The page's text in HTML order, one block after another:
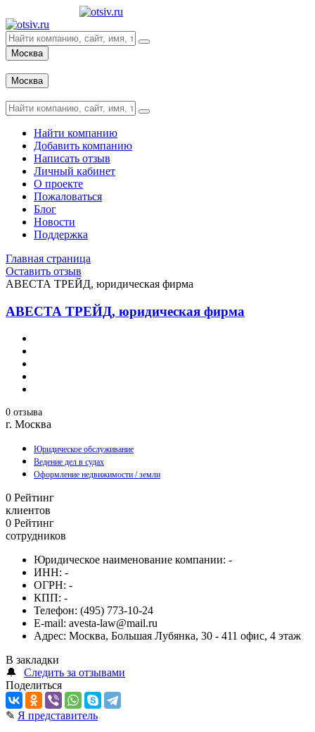
Москва
Москва
Найти компанию
Добавить компанию
Написать отзыв
Личный кабинет
О проекте
Пожаловаться
Блог
Новости
Поддержка
Главная страница
Оставить отзыв
АВЕСТА ТРЕЙД, юридическая фирма
АВЕСТА ТРЕЙД, юридическая фирма
0 отзыва
г. Москва
Юридическое обслуживание
Ведение дел в судах
Оформление недвижимости / земли
0 Рейтинг
клиентов
0 Рейтинг
сотрудников
Юридическое наименование компании: -
ИНН: -
ОГРН: -
КПП: -
Телефон: (495) 773-10-24
E-mail: avesta-law@mail.ru
Адрес: Москва, Большая Лубянка, 30 - 411 офис, 4 этаж
В закладки
🔔
Следить за отзывами
Поделиться
✎ Я представитель